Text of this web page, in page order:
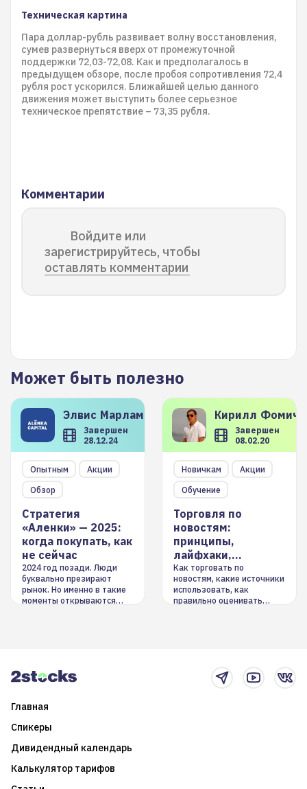
Техническая картина
Пара доллар-рубль развивает волну восстановления,
сумев развернуться вверх от промежуточной
поддержки 72,03-72,08. Как и предполагалось в
предыдущем обзоре, после пробоя сопротивления 72,4
рубля рост ускорился. Ближайшей целью данного
движения может выступить более серьезное
техническое препятствие – 73,35 рубля.
Комментарии
Войдите или
зарегистрируйтесь, чтобы
оставлять комментарии
Может быть полезно
Элвис Марламов
Завершен
28.12.24
Опытным
Акции
Обзор
Стратегия
«Аленки» — 2025:
когда покупать, как
не сейчас
2024 год позади. Люди
буквально презирают
рынок. Но именно в такие
моменты открываются
Кирилл
Завершен
08.02.20
Новичкам
Акции
Обучение
Торговля по
новостям:
принципы,
лайфхаки,
инструменты
Как торговать по
новостям, какие источники
использовать, как
правильно оценивать
Главная
Спикеры
Дивидендный календарь
Калькулятор тарифов